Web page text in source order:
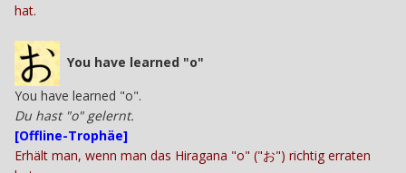
hat.
You have learned "o"
You have learned "o".
Du hast "o" gelernt.
[Offline-Trophäe]
Erhält man, wenn man das Hiragana "o" ("お") richtig erraten